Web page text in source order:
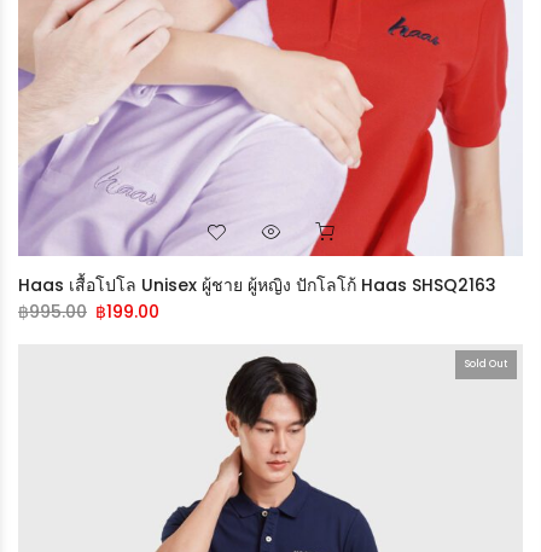
Haas เสื้อโปโล Unisex ผู้ชาย ผู้หญิง ปักโลโก้ Haas SHSQ2163
฿995.00 ฿199.00
Sold Out
New Customer?
Create Your Account